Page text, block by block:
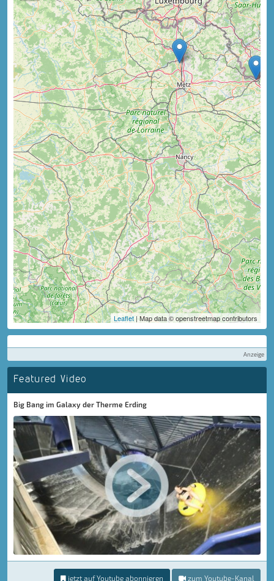
Leaflet | Map data © openstreetmap contributors
Anzeige
Featured Video
Big Bang im Galaxy der Therme Erding
jetzt auf Youtube abonnieren zum Youtube-Kanal